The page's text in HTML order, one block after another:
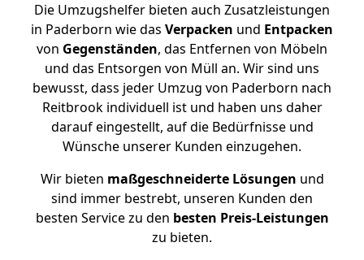
Die Umzugshelfer bieten auch Zusatzleistungen
in Paderborn wie das Verpacken und Entpacken
von Gegenständen, das Entfernen von Möbeln
und das Entsorgen von Müll an. Wir sind uns
bewusst, dass jeder Umzug von Paderborn nach
Reitbrook individuell ist und haben uns daher
darauf eingestellt, auf die Bedürfnisse und
Wünsche unserer Kunden einzugehen.
Wir bieten maßgeschneiderte Lösungen und
sind immer bestrebt, unseren Kunden den
besten Service zu den besten Preis-Leistungen
zu bieten.